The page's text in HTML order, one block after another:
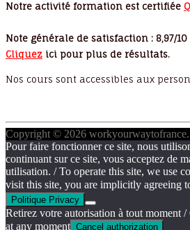
Notre activité formation est certifiée
Note générale de satisfaction : 8,97/10
Cliquez ici pour plus de résultats.
Nos cours sont accessibles aux
Copyright © 2026
Pour faire fonctionner ce site, nous
continuant sur ce site, vous acceptez de
utilisation. / To operate this site, we use
visit this site, you are implicitly agreeing
Politique Privacy
Retirez votre autorisation à tout moment
at any moment Cancel authorization